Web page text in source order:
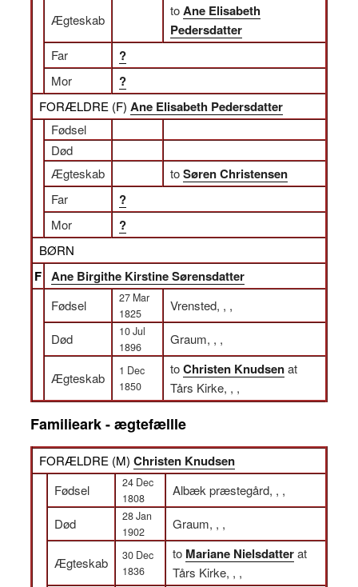
Ægteskab
toAne Elisabeth
Pedersdatter
Far ?
Mor ?
FORÆLDRE (F) Ane Elisabeth Pedersdatter
Fødsel
Død
Ægteskab
toSøren Christensen
Far ?
Mor ?
BØRN
F Ane Birgithe Kirstine Sørensdatter
Fødsel
27 Mar
1825
Vrensted, , ,
Død
10 Jul
1896
Graum, , ,
Ægteskab
1 Dec
1850
toChristen Knudsenat
Tårs Kirke, , ,
Familieark - ægtefællle
FORÆLDRE (M) Christen Knudsen
Fødsel
24 Dec
1808
Albæk præstegård, , ,
Død
28 Jan
1902
Graum, , ,
Ægteskab
30 Dec
1836
to Mariane Nielsdatterat
Tårs Kirke, , ,